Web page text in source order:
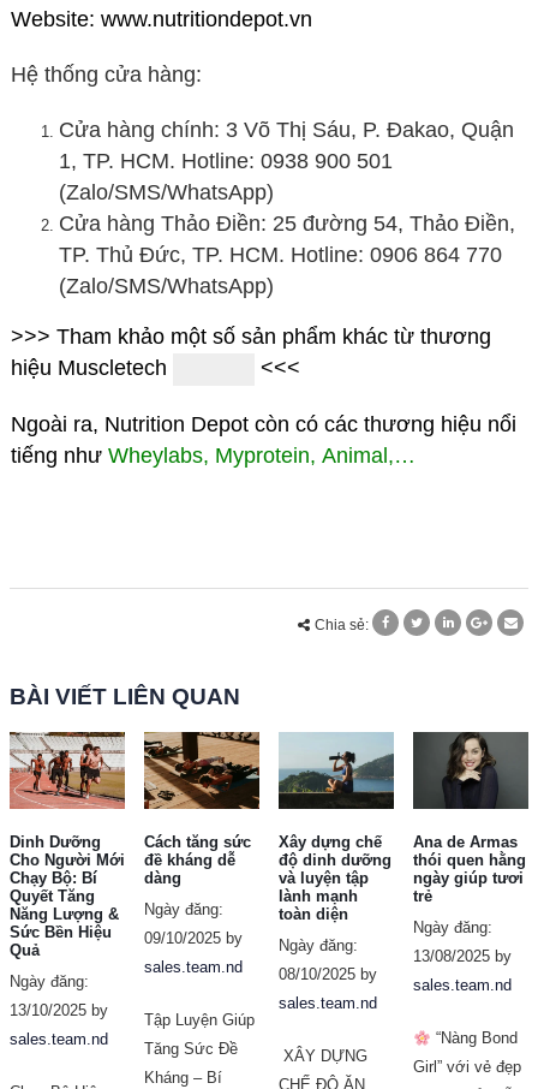
Website: www.nutritiondepot.vn
Hệ thống cửa hàng:
Cửa hàng chính: 3 Võ Thị Sáu, P. Đakao, Quận
1, TP. HCM. Hotline: 0938 900 501
(Zalo/SMS/WhatsApp)
Cửa hàng Thảo Điền: 25 đường 54, Thảo Điền,
TP. Thủ Đức, TP. HCM. Hotline: 0906 864 770
(Zalo/SMS/WhatsApp)
>>> Tham khảo một số sản phẩm khác từ thương
hiệu Muscletech
<<<
Ngoài ra, Nutrition Depot còn có các thương hiệu nổi
tiếng như Wheylabs, Myprotein, Animal,…
Chia sẻ:
BÀI VIẾT LIÊN QUAN
Dinh Dưỡng
Cho Người Mới
Chạy Bộ: Bí
Quyết Tăng
Năng Lượng &
Sức Bền Hiệu
Quả
Ngày đăng:
13/10/2025 by
sales.team.nd
Cách tăng sức
đề kháng dễ
dàng
Ngày đăng:
09/10/2025 by
sales.team.nd
Tập Luyện Giúp
Tăng Sức Đề
Kháng – Bí
Xây dựng chế
độ dinh dưỡng
và luyện tập
lành mạnh
toàn diện
Ngày đăng:
08/10/2025 by
sales.team.nd
XÂY DỰNG
CHẾ ĐỘ ĂN
Ana de Armas
thói quen hằng
ngày giúp tươi
trẻ
Ngày đăng:
13/08/2025 by
sales.team.nd
“Nàng Bond
Girl” với vẻ đẹp